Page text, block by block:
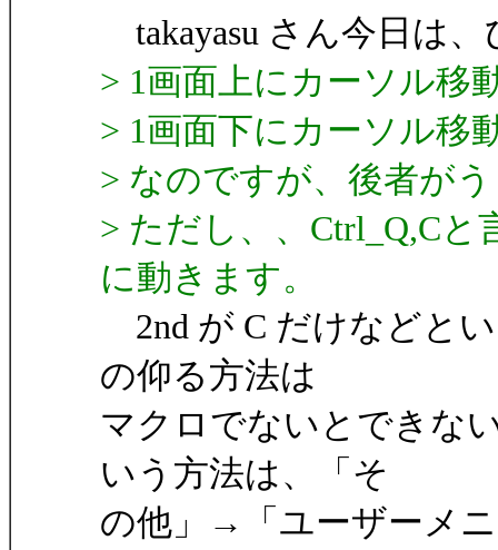
takayasu さん今日は
> 1画面上にカーソル移
> 1画面下にカーソル移
> なのですが、後者が
> ただし、、Ctrl_Q,C
に動きます。
2nd が C だけなどと
の仰る方法は
マクロでないとできな
いう方法は、「そ
の他」→「ユーザーメ